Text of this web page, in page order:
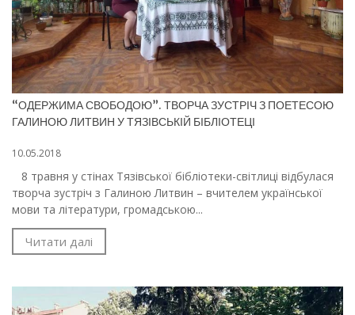
“ОДЕРЖИМА СВОБОДОЮ”. ТВОРЧА ЗУСТРІЧ З ПОЕТЕСОЮ
ГАЛИНОЮ ЛИТВИН У ТЯЗІВСЬКІЙ БІБЛІОТЕЦІ
10.05.2018
8 травня у стінах Тязівської бібліотеки-світлиці відбулася
творча зустріч з Галиною Литвин – вчителем української
мови та літератури, громадською...
Читати далі